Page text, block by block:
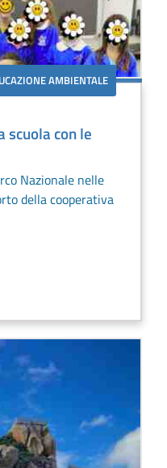
AMBIENTALE
scuola con le
Nazionale nelle
della cooperativa